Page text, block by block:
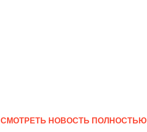
CМОТРЕТЬ НОВОСТЬ ПОЛНОСТЬЮ